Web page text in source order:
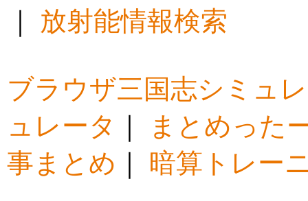
放射能情報検索
ブラウザ三国志シミュ
ュレータ
まとめった
事まとめ
暗算トレー